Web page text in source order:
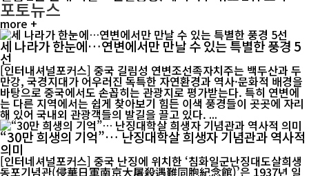
포토뉴스
more +
세 나라가 한눈에…연변에서만 만날 수 있는 특별한 풍경 5
선
[인터내셔널포커스] 중국 길림성 연변조선족자치주는 백두산과 두
만강, 국경지대가 어우러진 독특한 자연환경과 역사·문화적 배경을
바탕으로 중국에서도 손꼽히는 관광지로 평가받는다. 특히 연변에
는 다른 지역에서는 쉽게 찾아보기 힘든 이색 풍경들이 곳곳에 자리
해 있어 국내외 관광객들의 발길을 끌고 있다. ...
“30만 희생의 기억”… 난징대학살 희생자 기념관과 역사적
의미
[인터네셔널포커스] 중국 난징에 위치한 ‘침화일군난징대도살희생
동포기념관(侵華日軍南京大屠殺遇難同胞紀念館)’은 1937년 일